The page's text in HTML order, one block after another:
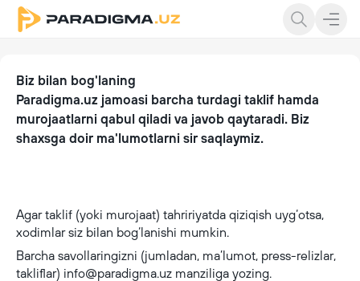
Biz bilan bog'laning
Paradigma.uz jamoasi barcha turdagi taklif hamda
murojaatlarni qabul qiladi va javob qaytaradi. Biz
shaxsga doir ma'lumotlarni sir saqlaymiz.
Agar taklif (yoki murojaat) tahririyatda qiziqish uyg‘otsa,
xodimlar siz bilan bog‘lanishi mumkin.
Barcha savollaringizni (jumladan, ma’lumot, press-relizlar,
takliflar) info@paradigma.uz manziliga yozing.